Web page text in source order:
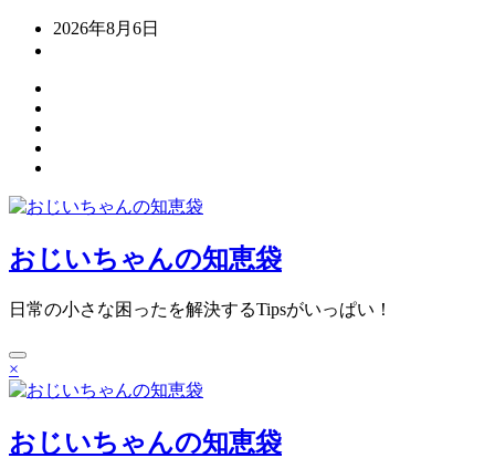
ッ
2026年8月6日
おじいちゃんの知恵袋
日常の小さな困ったを解決するTipsがいっぱい！
×
おじいちゃんの知恵袋